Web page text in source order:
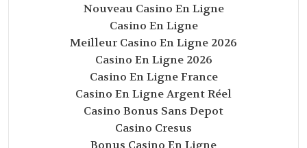
Nouveau Casino En Ligne
Casino En Ligne
Meilleur Casino En Ligne 2026
Casino En Ligne 2026
Casino En Ligne France
Casino En Ligne Argent Réel
Casino Bonus Sans Depot
Casino Cresus